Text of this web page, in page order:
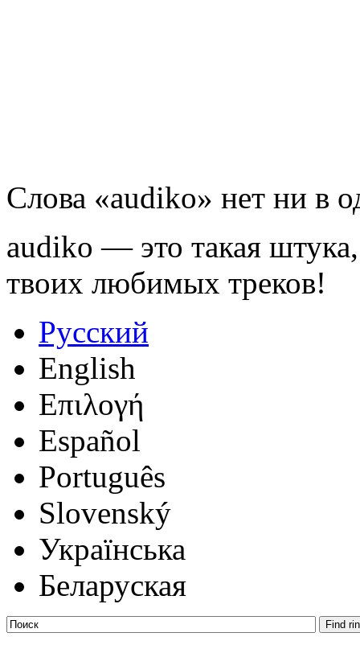
Слова «audiko» нет ни в
audiko — это такая
твоих любимых треков!
Русский
English
Επιλογή
Español
Português
Slovenský
Українська
Беларуская